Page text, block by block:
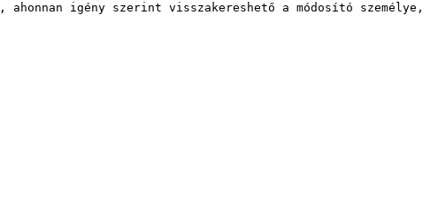
igény szerint visszakereshető a módosító személye,